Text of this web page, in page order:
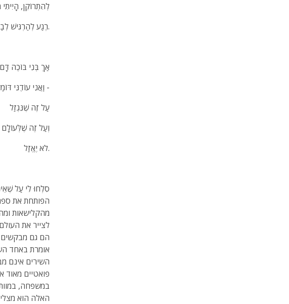
לְהִתְרוֹקֵן,
רֶגַע לְהַרְגִּישׁ לְבַד.
אַךְ בְּנִי בּוֹכֶה דָּם
וַאֲנִי עוֹדֶנִּי דּוֹמַעַת חָלָב -
עַל זֶה שֶׁנִּגְזַל
וְעַל זֶה שֶׁלְּעוֹלָם
לֹא יֶאֱזַל.
הפותחת את
מהקלישאות
לצייר את
הם גם מבקשים
אומרת באחד
השירים אינם
פואטיים מאוד
במשפחה,
האלה הוא